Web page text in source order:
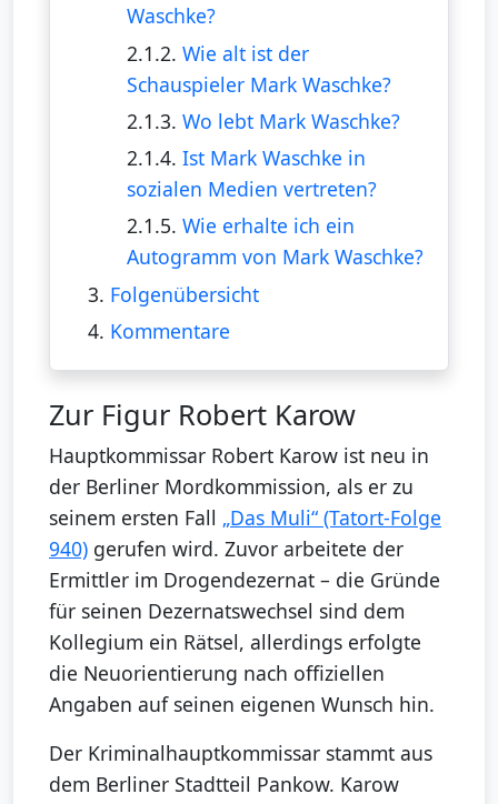
Waschke?
2.1.2. Wie alt ist der
Schauspieler Mark Waschke?
2.1.3. Wo lebt Mark Waschke?
2.1.4. Ist Mark Waschke in
sozialen Medien vertreten?
2.1.5. Wie erhalte ich ein
Autogramm von Mark Waschke?
3. Folgenübersicht
4. Kommentare
Zur Figur Robert Karow
Hauptkommissar Robert Karow ist neu in
der Berliner Mordkommission, als er zu
seinem ersten Fall „Das Muli“ (Tatort-Folge
940) gerufen wird. Zuvor arbeitete der
Ermittler im Drogendezernat – die Gründe
für seinen Dezernatswechsel sind dem
Kollegium ein Rätsel, allerdings erfolgte
die Neuorientierung nach offiziellen
Angaben auf seinen eigenen Wunsch hin.
Der Kriminalhauptkommissar stammt aus
dem Berliner Stadtteil Pankow. Karow